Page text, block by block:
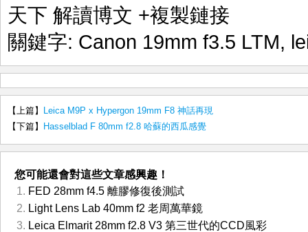
天下 解讀博文 +複製鏈接
關鍵字: Canon 19mm f3.5 LTM,
【上篇】
Leica M9P x Hypergon 19mm F8 神話再現
【下篇】
Hasselblad F 80mm f2.8 哈蘇的西瓜感覺
您可能還會對這些文章感興趣！
FED 28mm f4.5 離膠修復後測試
Light Lens Lab 40mm f2 老周萬華鏡
Leica Elmarit 28mm f2.8 V3 第三世代的CCD風彩